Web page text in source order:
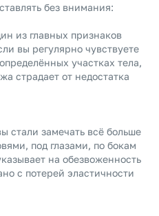
без внимания:
из главных признаков
вы регулярно чувствуете
участках тела,
страдает от недостатка
стали замечать всё больше
под глазами, по бокам
на обезвоженность
с потерей эластичности